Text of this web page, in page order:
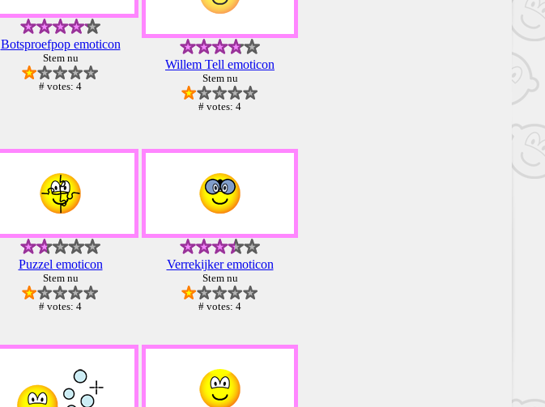
Botsproefpop emoticon
Stem nu
# votes: 4
Willem Tell emoticon
Stem nu
# votes: 4
Puzzel emoticon
Stem nu
# votes: 4
Verrekijker emoticon
Stem nu
# votes: 4